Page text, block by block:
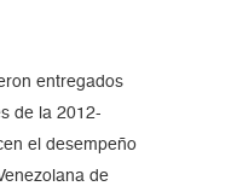
entregados
de la 2012-
el desempeño
de